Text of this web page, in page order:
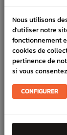
SCHÉMA
Marque :SUBARU
Référence :17909
FICHE TECHNIQUE
Chassis
Nous utilisons
d'utiliser notre
fonctionnement
cookies de
pertinence de
si vous
CONFIGURER